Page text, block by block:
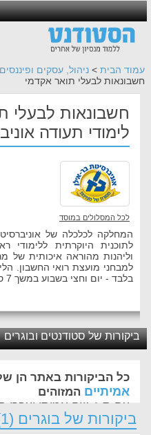
עמוד הבית > ניהול, עסקים ופיננסים
חשבונאות לבעלי תואר אקדמי
חשבונאות לבעלי
לימודי תעודה
לכל המסלולים במוסד
המחלקה לכלכלה של
לתוכנית היוקרתית ללימודי
וליהנות מהוראה איכותית של
למבחני מועצת רואי החשבון.
בלבד - יום וחצי בשבוע במשך 7 סמסטרים רצופים.
ביקורות של סטודנטים ובוגרים
כל הביקורות באתר הן
אמיתיים המזוהים
עם ת.ז, שם אמיתי ועברו
החשוב לנו ביותר באתר
ביקורות של בוגרים (1)